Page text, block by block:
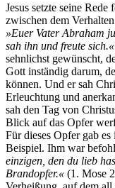
Jesus setzte seine
zwischen dem
»Euer Vater Abraham
sah ihn und freute sich.«
sehnlichst gewünscht,
Gott inständig darum,
können. Und er sah
Erleuchtung und
sah den Tag von
Blick auf das Opfer
Für dieses Opfer gab
Beispiel. Ihm war
einzigen, den du lieb
Brandopfer.« (1. Mose